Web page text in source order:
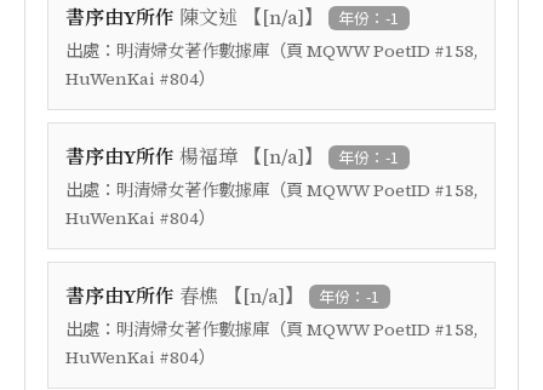
書序由Y所作 陳文述 【[n/a]】 年份：-1
出處： 明清婦女著作數據庫 （頁 MQWW PoetID #158,
HuWenKai #804）
書序由Y所作 楊福璋 【[n/a]】 年份：-1
出處： 明清婦女著作數據庫 （頁 MQWW PoetID #158,
HuWenKai #804）
書序由Y所作 春樵 【[n/a]】 年份：-1
出處： 明清婦女著作數據庫 （頁 MQWW PoetID #158,
HuWenKai #804）